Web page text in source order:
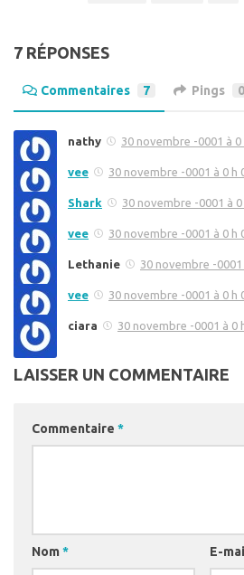
7 RÉPONSES
Commentaires 7 Pings 0
nathy 30 novembre -0001 à 0
vee 30 novembre -0001 à 0 h
Shark 30 novembre -0001 à 0
vee 30 novembre -0001 à 0 h
Lethanie 30 novembre -0001
vee 30 novembre -0001 à 0 h
ciara 30 novembre -0001 à 0
LAISSER UN COMMENTAIRE
Commentaire *
Nom * E-